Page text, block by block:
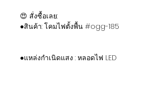
😍 สั่งซื้อเลย:
●สินค้า: โคมไฟตั้งพื้น #ogg-185
●แหล่งกำเนิดแสง : หลอดไฟ LED